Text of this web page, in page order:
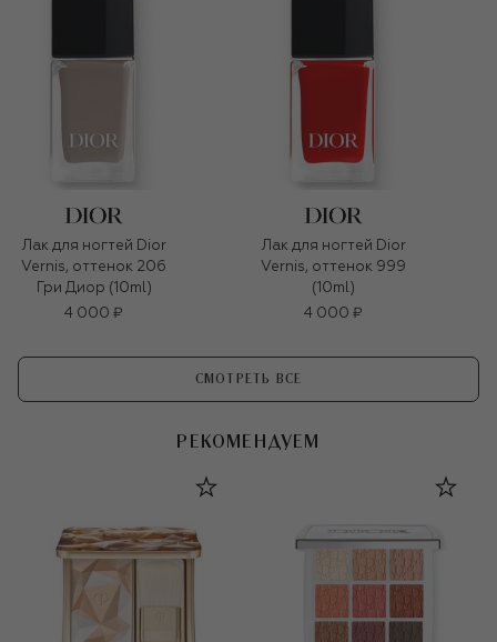
Лак для ногтей Dior
Vernis, оттенок 206
Гри Диор (10ml)
4 000 ₽
Лак для ногтей Dior
Vernis, оттенок 999
(10ml)
4 000 ₽
СМОТРЕТЬ ВСЕ
РЕКОМЕНДУЕМ